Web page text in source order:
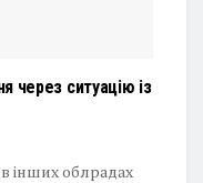
через ситуацію із
інших облрадах